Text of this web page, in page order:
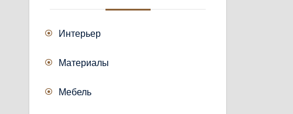
Интерьер
Материалы
Мебель